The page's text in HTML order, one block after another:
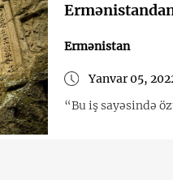
Ermənistan
Yanvar 05,
“Bu iş sayəsində